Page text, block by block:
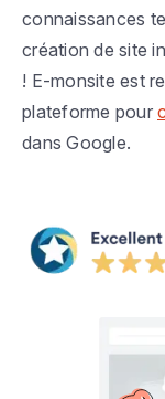
connaissances
création de site
! E-monsite est
plateforme pour
dans Google.